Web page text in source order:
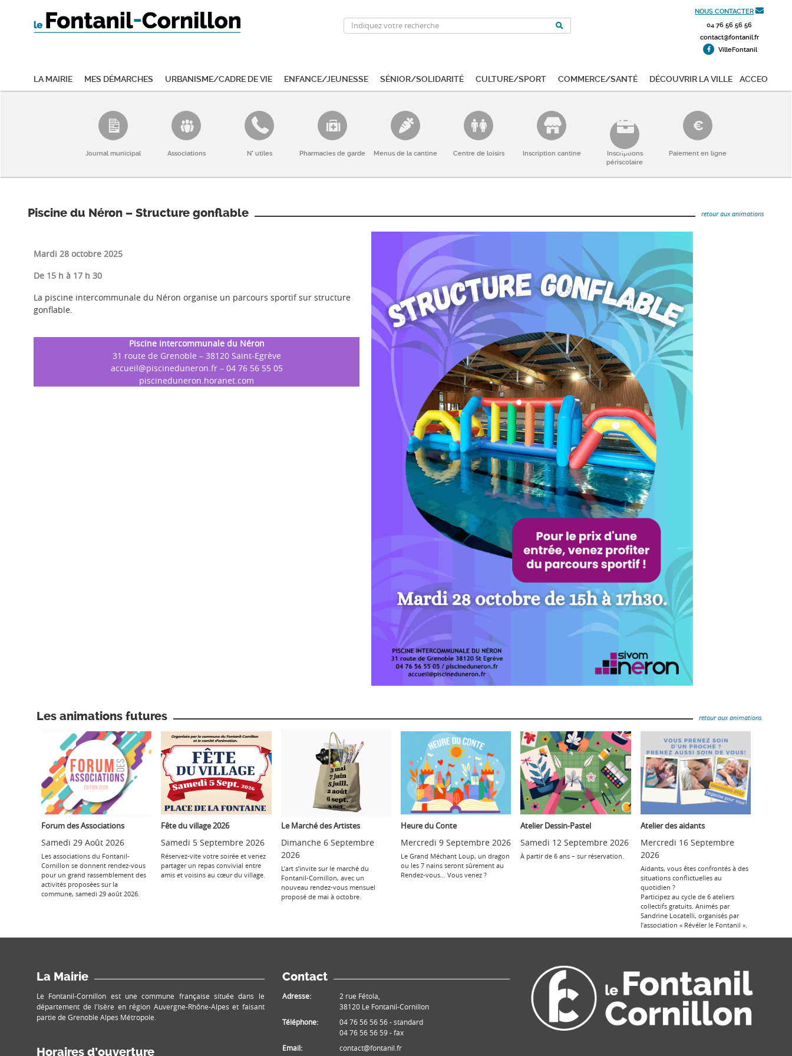
NOUS CONTACTER
04 76 56 56 56
contact@fontanil.fr
VilleFontanil
La mairie Mes démarches Urbanisme/Cadre de vie Enfance/Jeunesse Sénior/Solidarité Culture/Sport Commerce/Santé Découvrir la ville ACCEO
Journal municipal Associations N° utiles Pharmacies de garde Menus de la cantine Centre de loisirs Inscription cantine
Inscriptions
périscolaire
Paiement en ligne
Piscine du Néron – Structure gonflable retour aux animations
Mardi 28 octobre 2025
De 15 h à 17 h 30
La piscine intercommunale du Néron organise un parcours sportif sur structure
gonflable.
Piscine intercommunale du Néron
31 route de Grenoble – 38120 Saint-Egrève
accueil@piscineduneron.fr– 04 76 56 55 05
piscineduneron.horanet.com
Les animations futures retour aux animations
Forum des Associations
Samedi 29 Août 2026
Les associations du Fontanil-
Cornillon se donnent rendez-vous
pour un grand rassemblement des
activités proposées sur la
commune, samedi 29 août 2026.
Fête du village 2026
Samedi 5 Septembre 2026
Réservez-vite votre soirée et venez
partager un repas convivial entre
amis et voisins au cœur du village.
Le Marché des Artistes
Dimanche 6 Septembre
2026
L’art s’invite sur le marché du
Fontanil-Cornillon, avec un
nouveau rendez-vous mensuel
proposé de mai à octobre.
Heure du Conte
Mercredi 9 Septembre 2026
Le Grand Méchant Loup, un dragon
ou les 7 nains seront sûrement au
Rendez-vous… Vous venez ?
Atelier Dessin-Pastel
Samedi 12 Septembre 2026
À partir de 6 ans – sur réservation.
Atelier des aidants
Mercredi 16 Septembre
2026
Aidants, vous êtes confrontés à des
situations conflictuelles au
quotidien ?
Participez au cycle de 6 ateliers
collectifs gratuits. Animés par
Sandrine Locatelli, organisés par
l’association « Révéler le Fontanil ».
La Mairie
Le Fontanil-Cornillon est une commune française située dans le
département de l'Isère en région Auvergne-Rhône-Alpes et faisant
partie de Grenoble Alpes Métropole.
Horaires d’ouverture
Contact
Adresse:
2 rue Fétola,
38120 Le Fontanil-Cornillon
Téléphone:
04 76 56 56 56 - standard
04 76 56 56 59 - fax
Email:
contact@fontanil.fr